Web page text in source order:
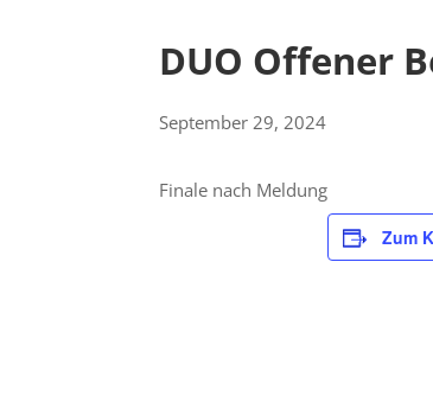
DUO Offener
September 29, 2024
Finale nach Meldung
Zum